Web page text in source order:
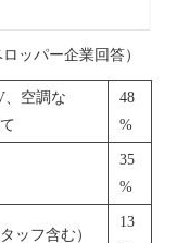
ッパー企業回答）
、空調な
48
%
35
%
ッフ含む）
13